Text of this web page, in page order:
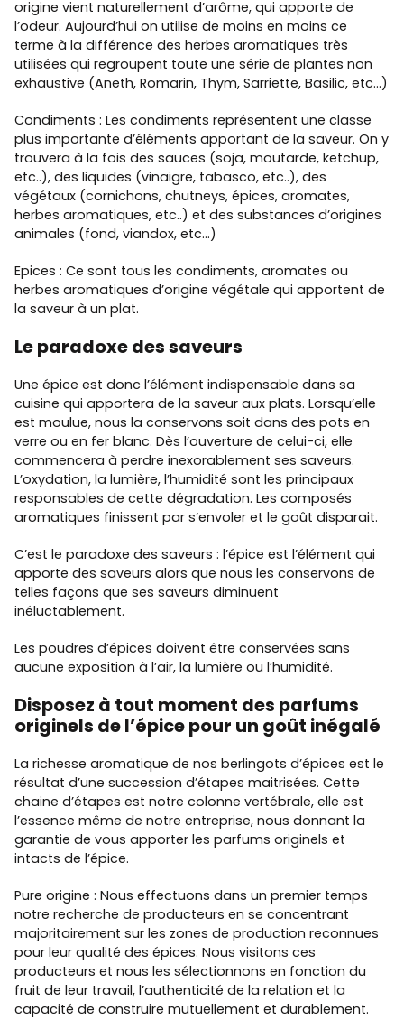
origine vient naturellement d’arôme, qui apporte de
l’odeur. Aujourd’hui on utilise de moins en moins ce
terme à la différence des herbes aromatiques très
utilisées qui regroupent toute une série de plantes non
exhaustive (Aneth, Romarin, Thym, Sarriette, Basilic, etc…)
Condiments : Les condiments représentent une classe
plus importante d’éléments apportant de la saveur. On y
trouvera à la fois des sauces (soja, moutarde, ketchup,
etc..), des liquides (vinaigre, tabasco, etc..), des
végétaux (cornichons, chutneys, épices, aromates,
herbes aromatiques, etc..) et des substances d’origines
animales (fond, viandox, etc…)
Epices : Ce sont tous les condiments, aromates ou
herbes aromatiques d’origine végétale qui apportent de
la saveur à un plat.
Le paradoxe des saveurs
Une épice est donc l’élément indispensable dans sa
cuisine qui apportera de la saveur aux plats. Lorsqu’elle
est moulue, nous la conservons soit dans des pots en
verre ou en fer blanc. Dès l’ouverture de celui-ci, elle
commencera à perdre inexorablement ses saveurs.
L’oxydation, la lumière, l’humidité sont les principaux
responsables de cette dégradation. Les composés
aromatiques finissent par s’envoler et le goût disparait.
C’est le paradoxe des saveurs : l’épice est l’élément qui
apporte des saveurs alors que nous les conservons de
telles façons que ses saveurs diminuent
inéluctablement.
Les poudres d’épices doivent être conservées sans
aucune exposition à l’air, la lumière ou l’humidité.
Disposez à tout moment des parfums
originels de l’épice pour un goût inégalé
La richesse aromatique de nos berlingots d’épices est le
résultat d’une succession d’étapes maitrisées. Cette
chaine d’étapes est notre colonne vertébrale, elle est
l’essence même de notre entreprise, nous donnant la
garantie de vous apporter les parfums originels et
intacts de l’épice.
Pure origine : Nous effectuons dans un premier temps
notre recherche de producteurs en se concentrant
majoritairement sur les zones de production reconnues
pour leur qualité des épices. Nous visitons ces
producteurs et nous les sélectionnons en fonction du
fruit de leur travail, l’authenticité de la relation et la
capacité de construire mutuellement et durablement.